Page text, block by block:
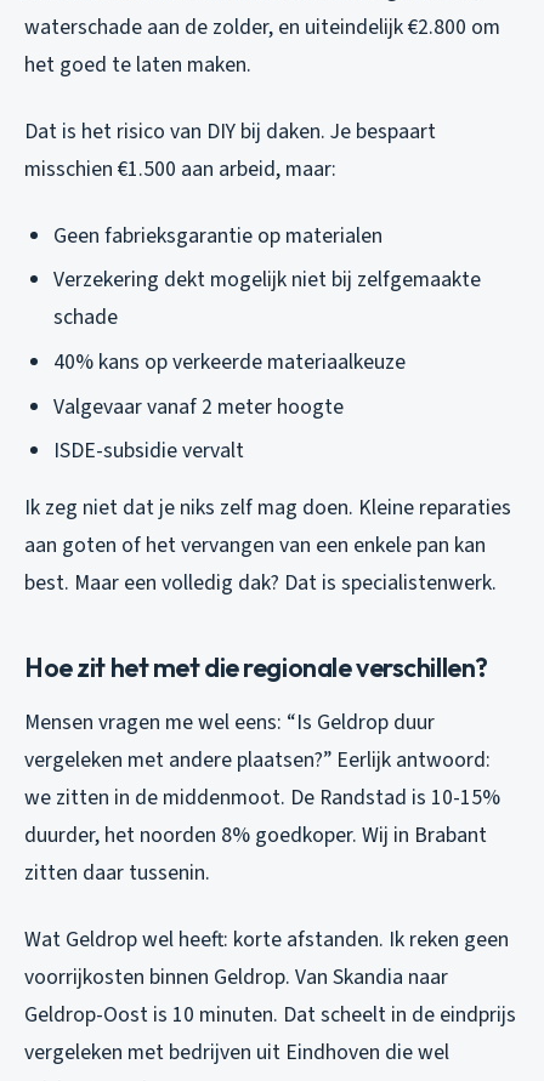
waterschade aan de zolder, en uiteindelijk €2.800 om
het goed te laten maken.
Dat is het risico van DIY bij daken. Je bespaart
misschien €1.500 aan arbeid, maar:
Geen fabrieksgarantie op materialen
Verzekering dekt mogelijk niet bij zelfgemaakte
schade
40% kans op verkeerde materiaalkeuze
Valgevaar vanaf 2 meter hoogte
ISDE-subsidie vervalt
Ik zeg niet dat je niks zelf mag doen. Kleine reparaties
aan goten of het vervangen van een enkele pan kan
best. Maar een volledig dak? Dat is specialistenwerk.
Hoe zit het met die regionale verschillen?
Mensen vragen me wel eens: “Is Geldrop duur
vergeleken met andere plaatsen?” Eerlijk antwoord:
we zitten in de middenmoot. De Randstad is 10-15%
duurder, het noorden 8% goedkoper. Wij in Brabant
zitten daar tussenin.
Wat Geldrop wel heeft: korte afstanden. Ik reken geen
voorrijkosten binnen Geldrop. Van Skandia naar
Geldrop-Oost is 10 minuten. Dat scheelt in de eindprijs
vergeleken met bedrijven uit Eindhoven die wel